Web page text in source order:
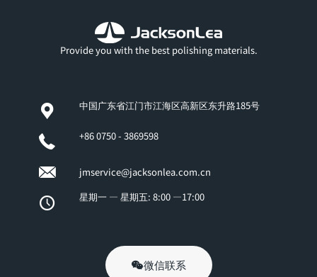
Provide you with the best polishing materials.
中国广东省江门市江海区高新区东升路185号
+86 0750 - 3869598
jmservice@jacksonlea.com.cn
星期一 — 星期五: 8:00 —17:00
微信联系